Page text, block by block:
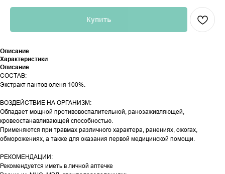
Купить
Описание
Характеристики
Описание
СОСТАВ:
Экстракт пантов оленя 100%.
ВОЗДЕЙСТВИЕ НА ОРГАНИЗМ:
Обладает мощной противовоспалительной, ранозаживляющей,
кровеостанавливающей способностью.
Применяются при травмах различного характера, ранениях, ожогах,
обморожениях, а также для оказания первой медицинской помощи.
РЕКОМЕНДАЦИИ:
Рекомендуется иметь в личной аптечке